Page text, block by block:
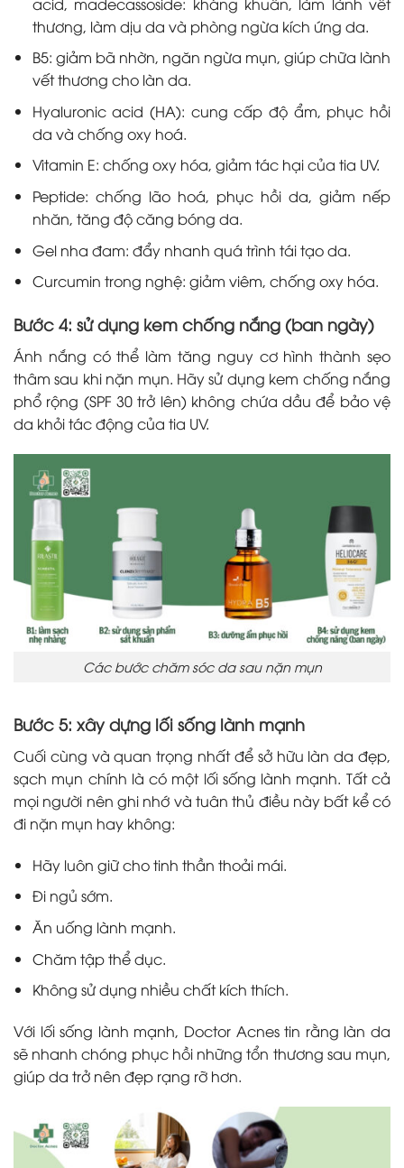
thương, làm dịu da và phòng ngừa kích ứng da.
B5: giảm bã nhờn, ngăn ngừa mụn, giúp chữa lành
vết thương cho làn da.
Hyaluronic acid (HA): cung cấp độ ẩm, phục hồi
da và chống oxy hoá.
Vitamin E: chống oxy hóa, giảm tác hại của tia UV.
Peptide: chống lão hoá, phục hồi da, giảm nếp
nhăn, tăng độ căng bóng da.
Gel nha đam: đẩy nhanh quá trình tái tạo da.
Curcumin trong nghệ: giảm viêm, chống oxy hóa.
Bước 4: sử dụng kem chống nắng (ban ngày)
Ánh nắng có thể làm tăng nguy cơ hình thành sẹo
thâm sau khi nặn mụn. Hãy sử dụng kem chống nắng
phổ rộng (SPF 30 trở lên) không chứa dầu để bảo vệ
da khỏi tác động của tia UV.
Các bước chăm sóc da sau nặn mụn
Bước 5: xây dựng lối sống lành mạnh
Cuối cùng và quan trọng nhất để sở hữu làn da đẹp,
sạch mụn chính là có một lối sống lành mạnh. Tất cả
mọi người nên ghi nhớ và tuân thủ điều này bất kể có
đi nặn mụn hay không:
Hãy luôn giữ cho tinh thần thoải mái.
Đi ngủ sớm.
Ăn uống lành mạnh.
Chăm tập thể dục.
Không sử dụng nhiều chất kích thích.
Với lối sống lành mạnh, Doctor Acnes tin rằng làn da
sẽ nhanh chóng phục hồi những tổn thương sau mụn,
giúp da trở nên đẹp rạng rỡ hơn.